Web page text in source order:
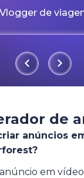
de
de
anúncios
em vídeo